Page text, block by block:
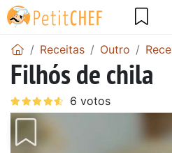
Receitas Outro
Filhós de chila